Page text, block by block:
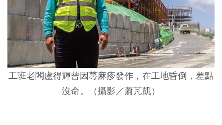
工班老闆盧得輝曾因蕁麻疹發作，在工地昏倒，差點
沒命。（攝影／蕭芃凱）